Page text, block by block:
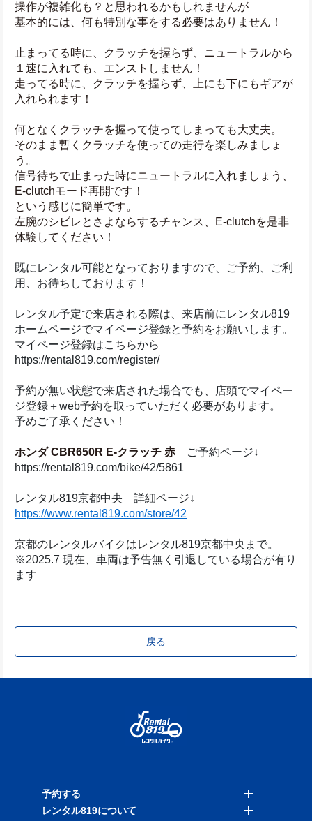
操作が複雑化も？と思われるかもしれませんが
基本的には、何も特別な事をする必要はありません！
止まってる時に、クラッチを握らず、ニュートラルから
１速に入れても、エンストしません！
走ってる時に、クラッチを握らず、上にも下にもギアが
入れられます！
何となくクラッチを握って使ってしまっても大丈夫。
そのまま暫くクラッチを使っての走行を楽しみましょ
う。
信号待ちで止まった時にニュートラルに入れましょう、
E-clutchモード再開です！
という感じに簡単です。
左腕のシビレとさよならするチャンス、E-clutchを是非
体験してください！
既にレンタル可能となっておりますので、ご予約、ご利
用、お待ちしております！
レンタル予定で来店される際は、来店前にレンタル819
ホームページでマイページ登録と予約をお願いします。
マイページ登録はこちらから
https://rental819.com/register/
予約が無い状態で来店された場合でも、店頭でマイペー
ジ登録＋web予約を取っていただく必要があります。
予めご了承ください！
ホンダ CBR650R E-クラッチ 赤 ご予約ページ↓
https://rental819.com/bike/42/5861
レンタル819京都中央　詳細ページ↓
https://www.rental819.com/store/42
京都のレンタルバイクはレンタル819京都中央まで。
※2025.7 現在、車両は予告無く引退している場合が有り
ます
戻る
予約する
レンタル819について